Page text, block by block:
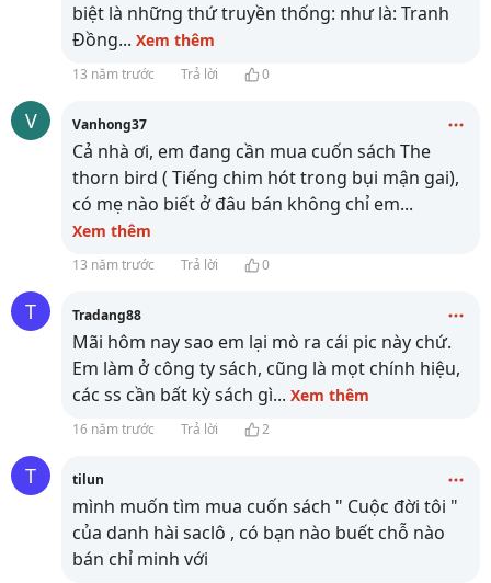
biệt là những thứ truyền thống: như là: Tranh
Đồng... Xem thêm
13 năm trước Trả lời 0
V Vanhong37
Cả nhà ơi, em đang cần mua cuốn sách The
thorn bird ( Tiếng chim hót trong bụi mận gai),
có mẹ nào biết ở đâu bán không chỉ em...
Xem thêm
13 năm trước Trả lời 0
T Tradang88
Mãi hôm nay sao em lại mò ra cái pic này chứ.
Em làm ở công ty sách, cũng là mọt chính hiệu,
các ss cần bất kỳ sách gì... Xem thêm
16 năm trước Trả lời 2
T tilun
mình muốn tìm mua cuốn sách " Cuộc đời tôi "
của danh hài saclô , có bạn nào buết chỗ nào
bán chỉ minh với